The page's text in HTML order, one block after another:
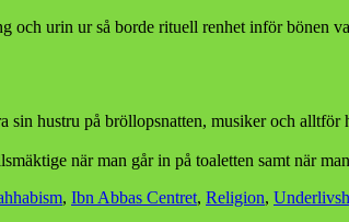
och urin ur så borde rituell renhet inför bönen
sin hustru på bröllopsnatten, musiker och alltför
när man går in på toaletten samt när
, Ibn Abbas Centret, Religion,